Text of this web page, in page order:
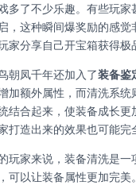
多了不少乐趣。有些玩家
，这种瞬间爆奖励的感觉
家分享自己开宝箱获得极
朝凤千年还加入了装备鉴
加额外属性，而清洗系统
结合起来，使装备成长更
打造出来的效果也可能完
玩家来说，装备清洗是一
可以让装备属性更加完美